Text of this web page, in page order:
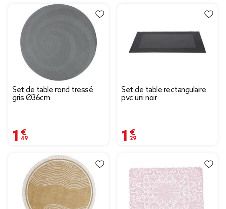
Set de table rond tressé
gris Ø36cm
1,49 €
Set de table rectangulaire
pvc uni noir
1,29 €